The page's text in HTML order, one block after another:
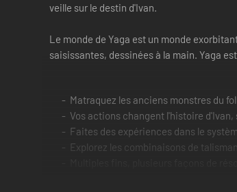
veille sur le destin d'Ivan.
Le monde de Yaga est un monde
saisissantes, dessinées à la main. Yaga
Matraquez les anciens monstres du
Vos actions changent l'histoire
Faites des expériences dans le
Explorez les combinaisons de